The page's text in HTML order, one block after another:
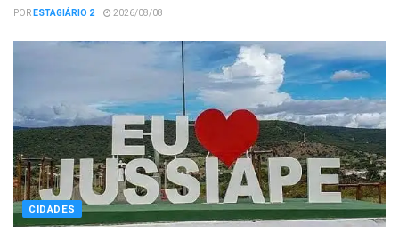
PORESTAGIÁRIO 2 2026/08/08
CIDADES